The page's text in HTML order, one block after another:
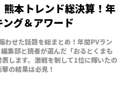
熊本トレンド総決算！年
グ＆アワード
わせた話題を総まとめ！年間PVラン
集部と読者が選んだ「おるとくまも
します。激戦を制して1位に輝いたの
の結果は必見！